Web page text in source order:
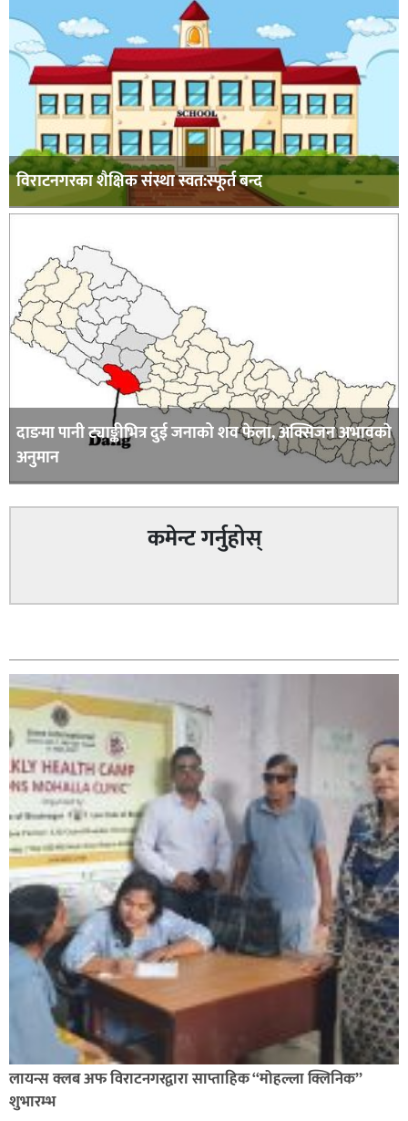
विराटनगरका शैक्षिक संस्था स्वत:स्फूर्त बन्द
दाङमा पानी ट्याङ्कीभित्र दुई जनाको शव फेला, अक्सिजन अभावकाे
अनुमान
कमेन्ट गर्नुहोस्
लायन्स क्लब अफ विराटनगरद्वारा साप्ताहिक “मोहल्ला क्लिनिक”
शुभारम्भ